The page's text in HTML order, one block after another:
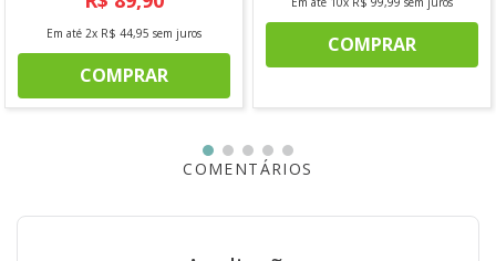
Em até 2x R$ 44,95 sem juros
COMPRAR
COMPRAR
COMENTÁRIOS